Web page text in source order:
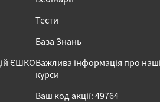
ЄШКО
Тести
База Знань
Важлива інформація про
курси
Ваш код акції: 49764